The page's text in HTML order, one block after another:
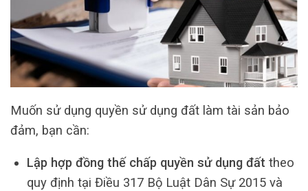
Muốn sử dụng quyền sử dụng đất làm tài sản bảo
đảm, bạn cần:
Lập hợp đồng thế chấp quyền sử dụng đất theo
quy định tại Điều 317 Bộ Luật Dân Sự 2015 và